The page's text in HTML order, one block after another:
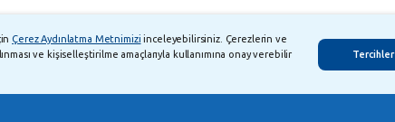
Listesi Bilgi Toplumu Hizmetleri Kişisel Verilerin Korunması
Çerez Aydınlatma Metnimizi inceleyebilirsiniz. Çerezlerin ve
ve kişiselleştirilme amaçlarıyla kullanımına onay verebilir
Tercihler